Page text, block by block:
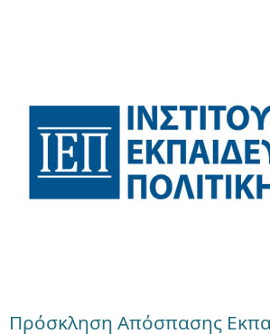
Πρόσκληση Απόσπασης